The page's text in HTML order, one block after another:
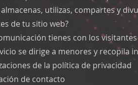
almacenas, utilizas, compartes y
de tu sitio web?
tienes con los
se dirige a menores y recopila
de la política de privacidad
de contacto